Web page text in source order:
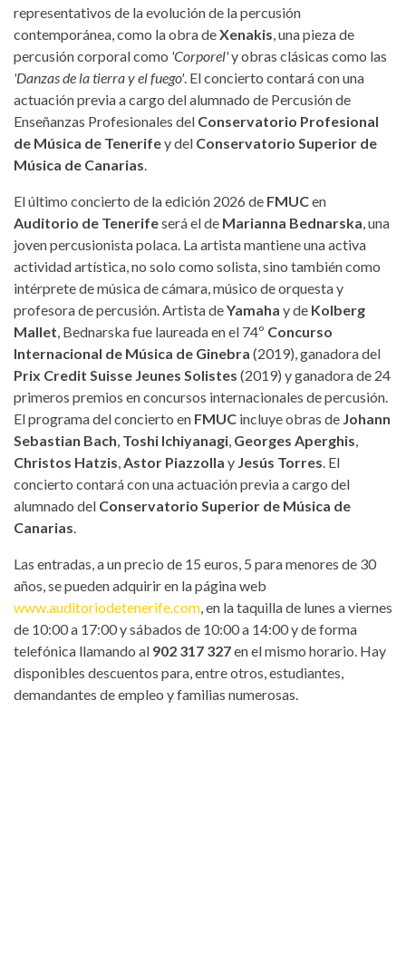
representativos de la evolución de la percusión
contemporánea, como la obra deXenakis, una pieza de
percusión corporal como 'Corporel'y obras clásicas como las
'Danzas de la tierra y el fuego'. El concierto contará con una
actuación previa a cargo del alumnado de Percusión de
Enseñanzas Profesionales del Conservatorio Profesional
de Música de Tenerifey del Conservatorio Superior de
Música de Canarias.
El último concierto de la edición 2026 de FMUCen
Auditorio de Tenerifeserá el de Marianna Bednarska, una
joven percusionista polaca. La artista mantiene una activa
actividad artística, no solo como solista, sino también como
intérprete de música de cámara, músico de orquesta y
profesora de percusión. Artista deYamaha y de Kolberg
Mallet, Bednarska fue laureada en el 74º Concurso
Internacional de Música de Ginebra (2019), ganadora del
Prix Credit Suisse Jeunes Solistes (2019) y ganadora de 24
primeros premios en concursos internacionales de percusión.
El programa del concierto en FMUC incluye obras de Johann
Sebastian Bach, Toshi Ichiyanagi, Georges Aperghis,
Christos Hatzis,Astor Piazzolla y Jesús Torres. El
concierto contará con una actuación previa a cargo del
alumnado del Conservatorio Superior de Música de
Canarias.
Las entradas, a un precio de 15 euros, 5 para menores de 30
años, se pueden adquirir en la página web
www.auditoriodetenerife.com, en la taquilla de lunes a viernes
de 10:00 a 17:00 y sábados de 10:00 a 14:00 y de forma
telefónica llamando al 902 317 327en el mismo horario. Hay
disponibles descuentos para, entre otros, estudiantes,
demandantes de empleo y familias numerosas.